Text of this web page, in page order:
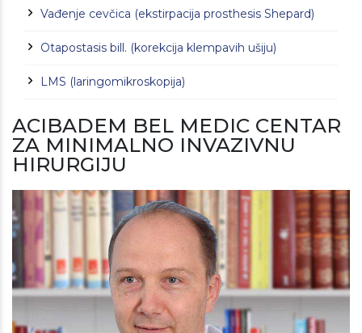
Vađenje cevčica (ekstirpacija prosthesis Shepard)
Otapostasis bill. (korekcija klempavih ušiju)
LMS (laringomikroskopija)
ACIBADEM BEL MEDIC CENTAR
ZA MINIMALNO INVAZIVNU
HIRURGIJU